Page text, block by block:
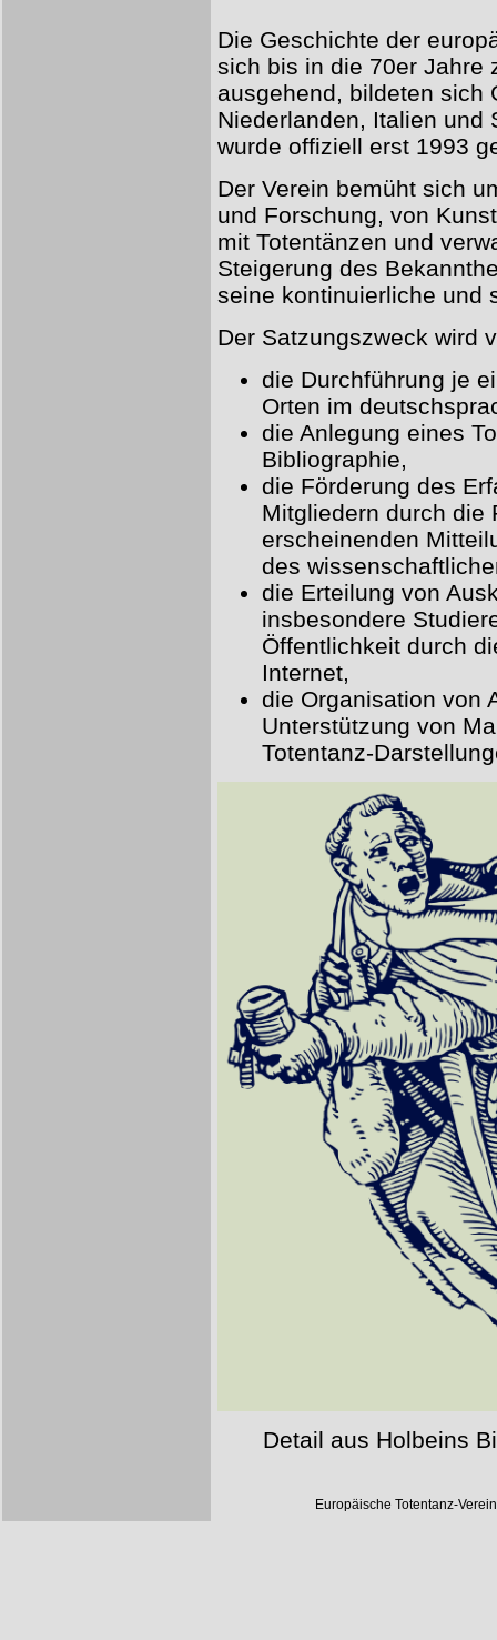
Die Geschichte der
sich bis in die 70er Jahre
ausgehend, bildeten sich
Niederlanden, Italien und
wurde offiziell erst 1993
Der Verein bemüht sich
und Forschung, von
mit Totentänzen und
Steigerung des
seine kontinuierliche und
Der Satzungszweck wird
die Durchführung je
Orten im
die Anlegung eines
Bibliographie,
die Förderung des
Mitgliedern durch die
erscheinenden
des
die Erteilung von
insbesondere
Öffentlichkeit durch
Internet,
die Organisation von
Unterstützung von
Totentanz-
Detail aus Holbeins
Europäische Totentanz-